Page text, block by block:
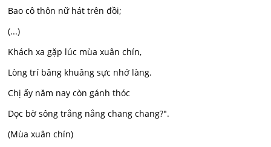
Bao cô thôn nữ hát trên đồi;
(...)
Khách xa gặp lúc mùa xuân chín,
Lòng trí bâng khuâng sực nhớ làng.
Chị ấy năm nay còn gánh thóc
Dọc bờ sông trắng nắng chang chang?".
(Mùa xuân chín)